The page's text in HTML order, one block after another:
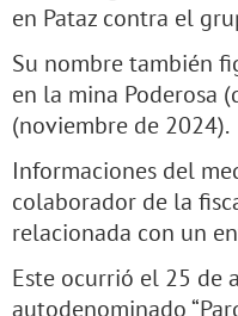
en Pataz contra el
Su nombre también
en la mina Poderosa
(noviembre de 2024).
Informaciones del
colaborador de la
relacionada con un
Este ocurrió el 25 de
autodenominado